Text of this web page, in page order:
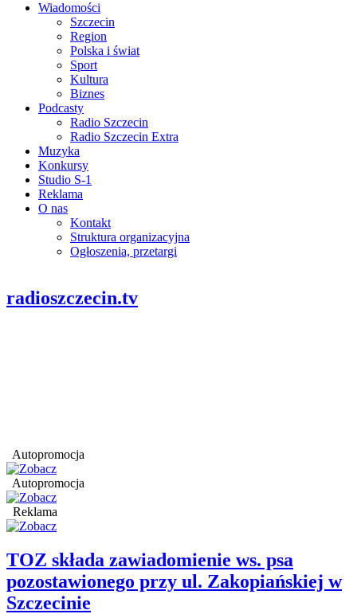
Wiadomości
Szczecin
Region
Polska i świat
Sport
Kultura
Biznes
Podcasty
Radio Szczecin
Radio Szczecin Extra
Muzyka
Konkursy
Studio S-1
Reklama
O nas
Kontakt
Struktura organizacyjna
Ogłoszenia, przetargi
radioszczecin.tv
Autopromocja
Autopromocja
Reklama
TOZ składa zawiadomienie ws. psa
pozostawionego przy ul. Zakopiańskiej w
Szczecinie